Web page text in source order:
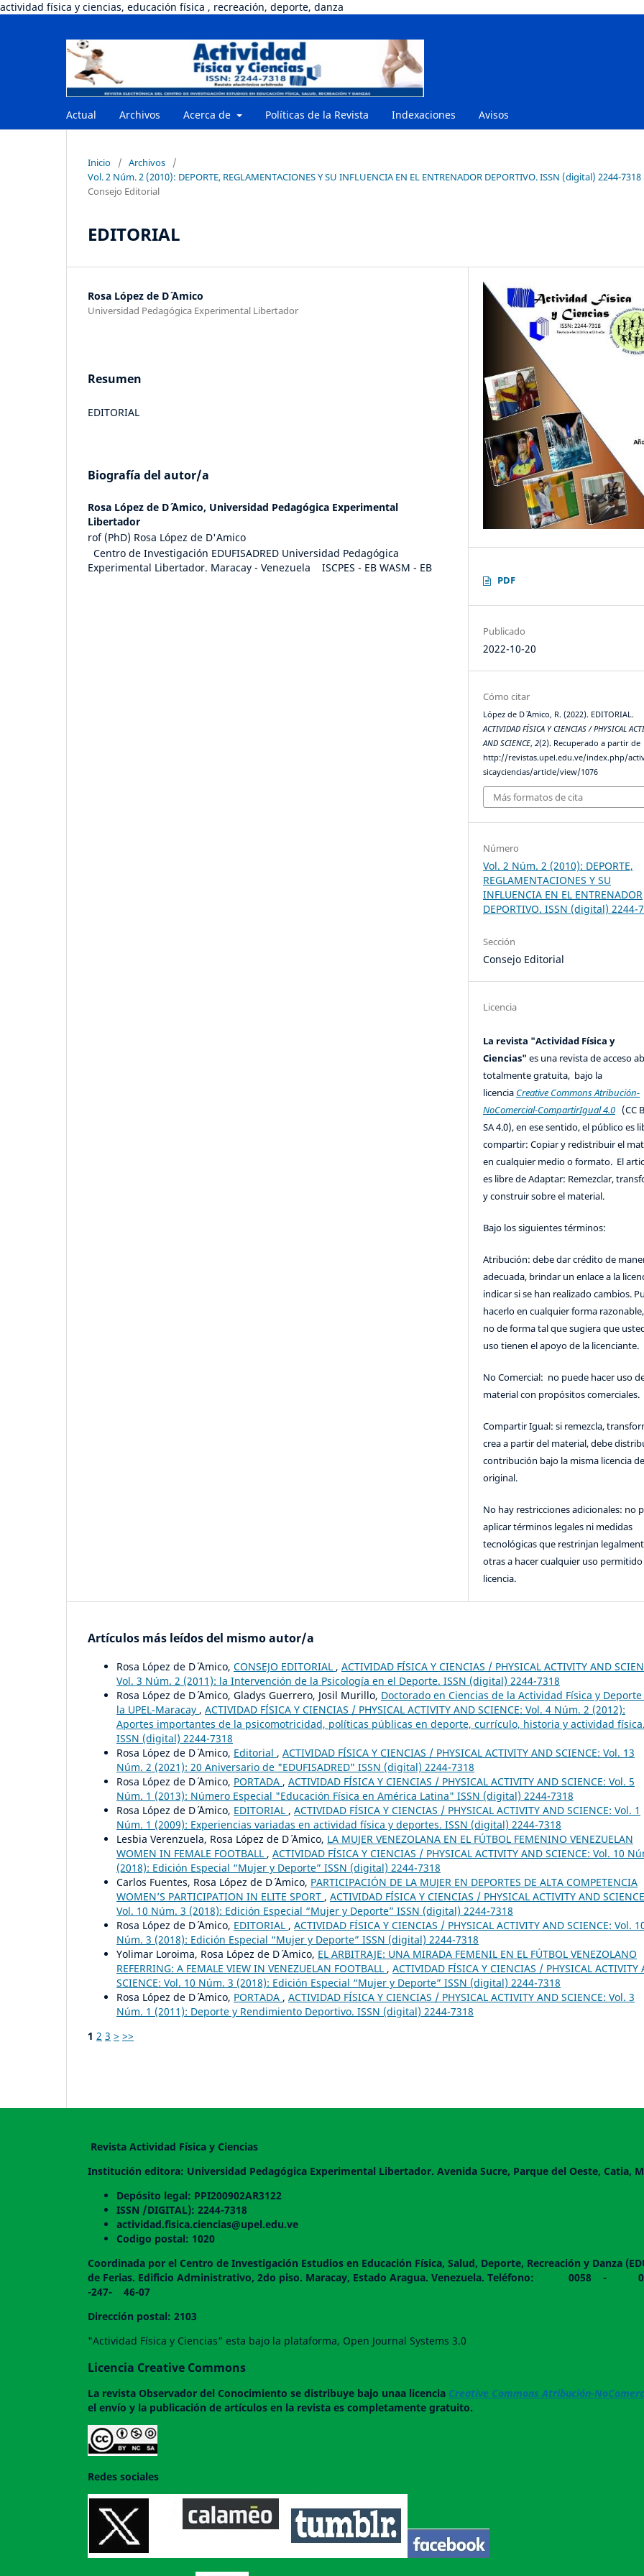
actividad física y ciencias, educación física , recreación, deporte, danza
Actual Archivos Acerca de Políticas de la Revista Indexaciones Avisos
Inicio / Archivos
/
Vol. 2 Núm. 2 (2010): DEPORTE, REGLAMENTACIONES Y SU INFLUENCIA EN EL ENTRENADOR DEPORTIVO. ISSN (digital) 2244-7318
Consejo Editorial
EDITORIAL
Rosa López de D´ ´Amico
Universidad Pedagógica Experimental Libertador
Resumen
EDITORIAL
Biografía del autor/a
Rosa López de D´ ´Amico, Universidad Pedagógica Experimental
Libertador
rof (PhD) Rosa López de D'Amico
Centro de Investigación EDUFISADRED Universidad Pedagógica
Experimental Libertador. Maracay - Venezuela ISCPES - EB WASM - EB
PDF
Publicado
2022-10-20
Cómo citar
López de D´ ´Amico, R. (2022). EDITORIAL.
ACTIVIDAD FÍSICA Y CIENCIAS / PHYSICAL
AND SCIENCE,2(2). Recuperado a partir de
http://revistas.upel.edu.ve/index.php/
sicayciencias/article/view/1076
Más formatos de cita
Número
Vol. 2 Núm. 2 (2010): DEPORTE,
REGLAMENTACIONES Y SU
INFLUENCIA EN EL ENTRENADOR
DEPORTIVO. ISSN (digital) 2244-
Sección
Consejo Editorial
Licencia
La revista "Actividad Física y
Ciencias"es una revista de acceso
totalmente gratuita, bajo la
licencia Creative Commons Atribución-
NoComercial-CompartirIgual 4.0 (CC
SA 4.0), en ese sentido, el público es
compartir: Copiar y redistribuir el
en cualquier medio o formato. El
es libre de Adaptar: Remezclar,
y construir sobre el material.
Bajo los siguientes términos:
Atribución: debe dar crédito de
adecuada, brindar un enlace a la
indicar si se han realizado cambios.
hacerlo en cualquier forma
no de forma tal que sugiera que
uso tienen el apoyo de la licenciante.
No Comercial: no puede hacer uso
material con propósitos comerciales.
Compartir Igual: si remezcla,
crea a partir del material, debe
contribución bajo la misma licencia
original.
No hay restricciones adicionales: no
aplicar términos legales ni medidas
tecnológicas que restrinjan
otras a hacer cualquier uso
licencia.
Artículos más leídos del mismo autor/a
Rosa López de D´ ´Amico, CONSEJO EDITORIAL , ACTIVIDAD FÍSICA Y CIENCIAS / PHYSICAL ACTIVITY AND
Vol. 3 Núm. 2 (2011): la Intervención de la Psicología en el Deporte. ISSN (digital) 2244-7318
Rosa López de D´ ´Amico, Gladys Guerrero, Josil Murillo, Doctorado en Ciencias de la Actividad Física y Deporte
la UPEL-Maracay , ACTIVIDAD FÍSICA Y CIENCIAS / PHYSICAL ACTIVITY AND SCIENCE: Vol. 4 Núm. 2 (2012):
Aportes importantes de la psicomotricidad, políticas públicas en deporte, currículo, historia y actividad física.
ISSN (digital) 2244-7318
Rosa López de D´ ´Amico, Editorial , ACTIVIDAD FÍSICA Y CIENCIAS / PHYSICAL ACTIVITY AND SCIENCE: Vol. 13
Núm. 2 (2021): 20 Aniversario de "EDUFISADRED" ISSN (digital) 2244-7318
Rosa López de D´ ´Amico, PORTADA , ACTIVIDAD FÍSICA Y CIENCIAS / PHYSICAL ACTIVITY AND SCIENCE: Vol. 5
Núm. 1 (2013): Número Especial "Educación Física en América Latina" ISSN (digital) 2244-7318
Rosa López de D´ ´Amico, EDITORIAL , ACTIVIDAD FÍSICA Y CIENCIAS / PHYSICAL ACTIVITY AND SCIENCE: Vol. 1
Núm. 1 (2009): Experiencias variadas en actividad física y deportes. ISSN (digital) 2244-7318
Lesbia Verenzuela, Rosa López de D´ ´Amico, LA MUJER VENEZOLANA EN EL FÚTBOL FEMENINO VENEZUELAN
WOMEN IN FEMALE FOOTBALL , ACTIVIDAD FÍSICA Y CIENCIAS / PHYSICAL ACTIVITY AND SCIENCE: Vol. 10
(2018): Edición Especial “Mujer y Deporte” ISSN (digital) 2244-7318
Carlos Fuentes, Rosa López de D´ ´Amico, PARTICIPACIÓN DE LA MUJER EN DEPORTES DE ALTA COMPETENCIA
WOMEN’S PARTICIPATION IN ELITE SPORT , ACTIVIDAD FÍSICA Y CIENCIAS / PHYSICAL ACTIVITY AND
Vol. 10 Núm. 3 (2018): Edición Especial “Mujer y Deporte” ISSN (digital) 2244-7318
Rosa López de D´ ´Amico, EDITORIAL , ACTIVIDAD FÍSICA Y CIENCIAS / PHYSICAL ACTIVITY AND SCIENCE: Vol.
Núm. 3 (2018): Edición Especial “Mujer y Deporte” ISSN (digital) 2244-7318
Yolimar Loroima, Rosa López de D´ ´Amico, EL ARBITRAJE: UNA MIRADA FEMENIL EN EL FÚTBOL VENEZOLANO
REFERRING: A FEMALE VIEW IN VENEZUELAN FOOTBALL , ACTIVIDAD FÍSICA Y CIENCIAS / PHYSICAL ACTIVITY
SCIENCE: Vol. 10 Núm. 3 (2018): Edición Especial “Mujer y Deporte” ISSN (digital) 2244-7318
Rosa López de D´ ´Amico, PORTADA , ACTIVIDAD FÍSICA Y CIENCIAS / PHYSICAL ACTIVITY AND SCIENCE: Vol. 3
Núm. 1 (2011): Deporte y Rendimiento Deportivo. ISSN (digital) 2244-7318
1 2 3 > >>
Revista Actividad Física y Ciencias
Institución editora: Universidad Pedagógica Experimental Libertador. Avenida Sucre, Parque del Oeste, Catia,
Depósito legal: PPI200902AR3122
ISSN /DIGITAL): 2244-7318
actividad.fisica.ciencias@upel.edu.ve
Codigo postal: 1020
Coordinada por el Centro de Investigación Estudios en Educación Física, Salud, Deporte, Recreación y Danza
de Ferias. Edificio Administrativo, 2do piso. Maracay, Estado Aragua. Venezuela. Teléfono:
-247- 46-07
Dirección postal: 2103
"Actividad Física y Ciencias" esta bajo la plataforma, Open Journal Systems 3.0
Licencia Creative Commons
La revista Observador del Conocimiento se distribuye bajo unaa licencia Creative Commons Atribución-
el envío y la publicación de artículos en la revista es completamente gratuito.
Redes sociales